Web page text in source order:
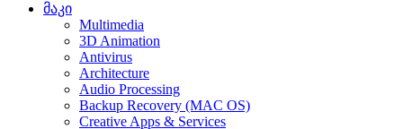
მაკი
Multimedia
3D Animation
Antivirus
Architecture
Audio Processing
Backup Recovery (MAC OS)
Creative Apps & Services